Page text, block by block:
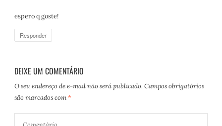
espero q goste!
Responder
DEIXE UM COMENTÁRIO
O seu endereço de e-mail não será publicado. Campos obrigatórios
são marcados com *